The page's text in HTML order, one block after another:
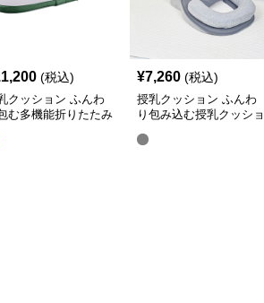
(税込)
クッション ふんわ
む多機能折りたたみ
¥7,260 (税込)
授乳クッション ふんわ
り包み込む授乳クッショ